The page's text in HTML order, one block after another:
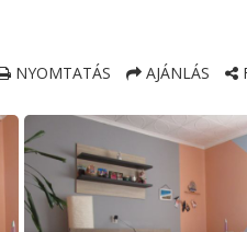
NYOMTATÁS AJÁNLÁS